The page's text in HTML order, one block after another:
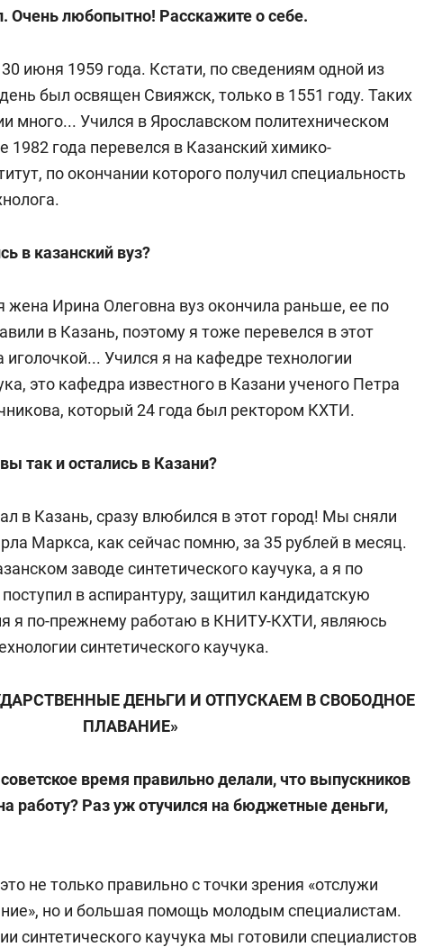
Очень любопытно! Расскажите о себе.
июня 1959 года. Кстати, по сведениям одной из
был освящен Свияжск, только в 1551 году. Таких
много... Учился в Ярославском политехническом
1982 года перевелся в Казанский химико-
по окончании которого получил специальность
в казанский вуз?
Ирина Олеговна вуз окончила раньше, ее по
в Казань, поэтому я тоже перевелся в этот
иголочкой... Учился я на кафедре технологии
это кафедра известного в Казани ученого Петра
который 24 года был ректором КХТИ.
так и остались в Казани?
в Казань, сразу влюбился в этот город! Мы сняли
Маркса, как сейчас помню, за 35 рублей в месяц.
заводе синтетического каучука, а я по
в аспирантуру, защитил кандидатскую
я по-прежнему работаю в КНИТУ-КХТИ, являюсь
синтетического каучука.
ДЕНЬГИ И ОТПУСКАЕМ В СВОБОДНОЕ
ПЛАВАНИЕ»
время правильно делали, что выпускников
работу? Раз уж отучился на бюджетные деньги,
не только правильно с точки зрения «отслужи
но и большая помощь молодым специалистам.
синтетического каучука мы готовили специалистов